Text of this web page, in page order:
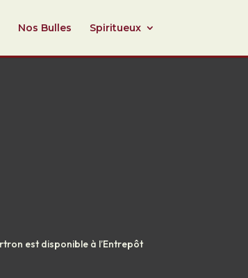
Nos Bulles Spiritueux
est disponible à l’Entrepôt